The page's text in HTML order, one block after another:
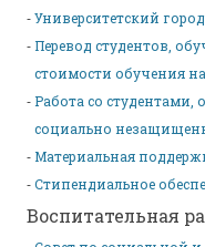
Университетский
Перевод студентов,
стоимости обучения
Работа со студентами,
социально
Материальная
Стипендиальное
Воспитательная